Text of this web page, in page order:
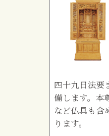
四十九日法要
備します。本
など仏具も含
ります。